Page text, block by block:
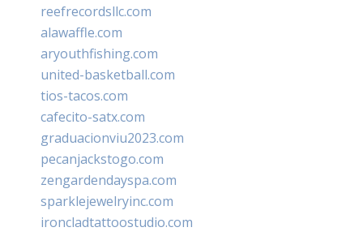
reefrecordsllc.com
alawaffle.com
aryouthfishing.com
united-basketball.com
tios-tacos.com
cafecito-satx.com
graduacionviu2023.com
pecanjackstogo.com
zengardendayspa.com
sparklejewelryinc.com
ironcladtattoostudio.com